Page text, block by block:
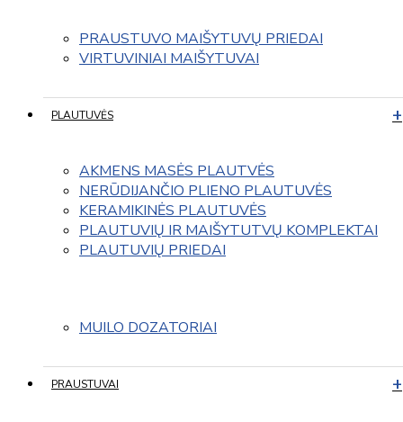
PRAUSTUVO MAIŠYTUVŲ PRIEDAI
VIRTUVINIAI MAIŠYTUVAI
PLAUTUVĖS
AKMENS MASĖS PLAUTVĖS
NERŪDIJANČIO PLIENO PLAUTUVĖS
KERAMIKINĖS PLAUTUVĖS
PLAUTUVIŲ IR MAIŠYTUTVŲ KOMPLEKTAI
PLAUTUVIŲ PRIEDAI
MUILO DOZATORIAI
PRAUSTUVAI